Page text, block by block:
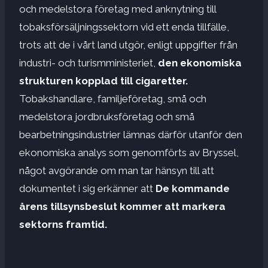
och medelstora företag med anknytning till
tobaksförsäljningssektorn vid ett enda tillfälle,
trots att de i vårt land utgör, enligt uppgifter från
industri- och turismministeriet, den ekonomiska
strukturen kopplad till cigaretter.
Tobakshandlare, familjeföretag, små och
medelstora jordbruksföretag och små
bearbetningsindustrier lämnas därför utanför den
ekonomiska analys som genomförts av Bryssel,
något avgörande om man tar hänsyn till att
dokumentet i sig erkänner att De kommande
årens tillsynsbeslut kommer att markera
sektorns framtid.